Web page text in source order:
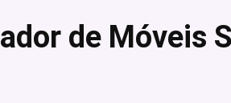
de Móveis